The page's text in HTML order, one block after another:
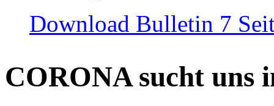
Download Bulletin 7
CORONA sucht uns